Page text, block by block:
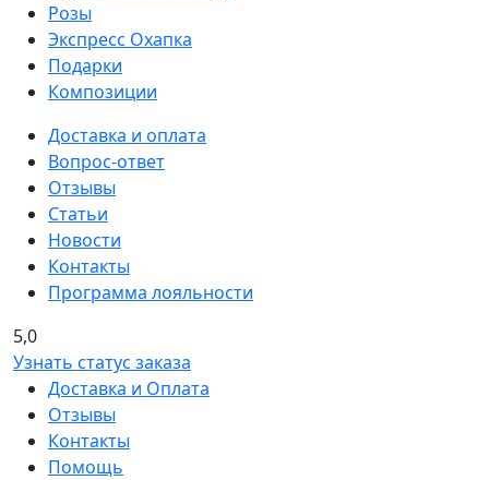
Розы
Экспресс Охапка
Подарки
Композиции
Доставка и оплата
Вопрос-ответ
Отзывы
Статьи
Новости
Контакты
Программа лояльности
5,0
Узнать статус заказа
Доставка и Оплата
Отзывы
Контакты
Помощь